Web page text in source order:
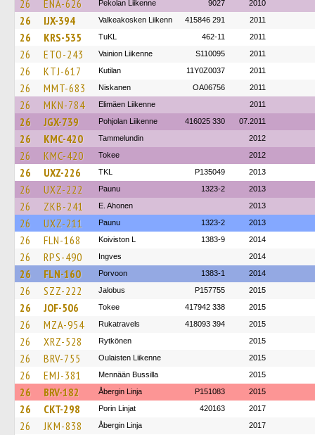
26 ENA-626 Pekolan Liikenne 9027 2010
26 IJX-394 Valkeakosken Liikenn 415846 291 2011
26 KRS-535 TuKL 462-11 2011
26 ETO-243 Vainion Liikenne S110095 2011
26 KTJ-617 Kutilan 11Y0Z0037 2011
26 MMT-683 Niskanen OA06756 2011
26 MKN-784 Elimäen Liikenne 2011
26 JGX-739 Pohjolan Liikenne 416025 330 07.2011
26 KMC-420 Tammelundin 2012
26 KMC-420 Tokee 2012
26 UXZ-226 TKL P135049 2013
26 UXZ-222 Paunu 1323-2 2013
26 ZKB-241 E. Ahonen 2013
26 UXZ-211 Paunu 1323-2 2013
26 FLN-168 Koiviston L 1383-9 2014
26 RPS-490 Ingves 2014
26 FLN-160 Porvoon 1383-1 2014
26 SZZ-222 Jalobus P157755 2015
26 JOF-506 Tokee 417942 338 2015
26 MZA-954 Rukatravels 418093 394 2015
26 XRZ-528 Rytkönen 2015
26 BRV-755 Oulaisten Liikenne 2015
26 EMJ-381 Mennään Bussilla 2015
26 BRV-182 Åbergin Linja P151083 2015
26 CKT-298 Porin Linjat 420163 2017
26 JKM-838 Åbergin Linja 2017